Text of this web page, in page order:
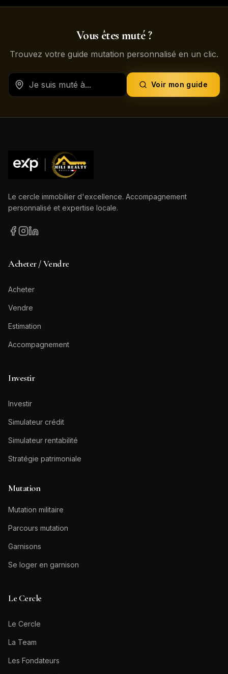
Vous êtes muté ?
Trouvez votre guide mutation personnalisé en un clic.
Voir mon guide
Le cercle immobilier d'excellence. Accompagnement
personnalisé et expertise locale.
Acheter / Vendre
Acheter
Vendre
Estimation
Accompagnement
Investir
Investir
Simulateur crédit
Simulateur rentabilité
Stratégie patrimoniale
Mutation
Mutation militaire
Parcours mutation
Garnisons
Se loger en garnison
Le Cercle
Le Cercle
La Team
Les Fondateurs